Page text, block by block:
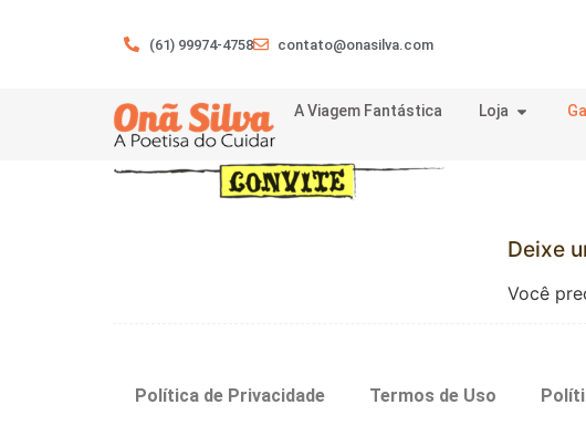
(61) 99974-4758 contato@onasilva.com
A Viagem Fantástica Loja
Deixe
Você
Política de Privacidade Termos de Uso